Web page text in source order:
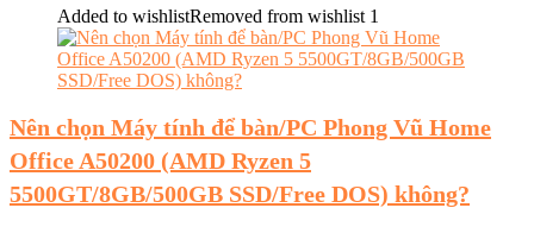
Added to wishlistRemoved from wishlist 1
Nên chọn Máy tính để bàn/PC Phong Vũ Home
Office A50200 (AMD Ryzen 5
5500GT/8GB/500GB SSD/Free DOS) không?